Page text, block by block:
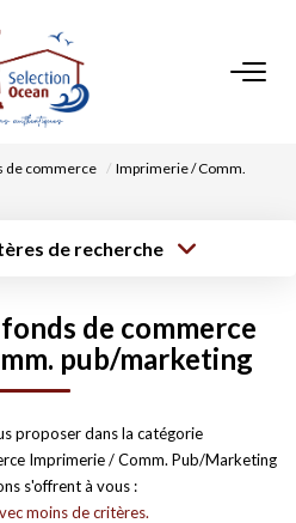
UN BIEN
RECHERCHE
de commerce
Imprimerie / Comm.
de recherche
Budget max
de commerce
pub/marketing
proposer dans la catégorie
Imprimerie / Comm. Pub/Marketing
s'offrent à vous :
moins de critères.